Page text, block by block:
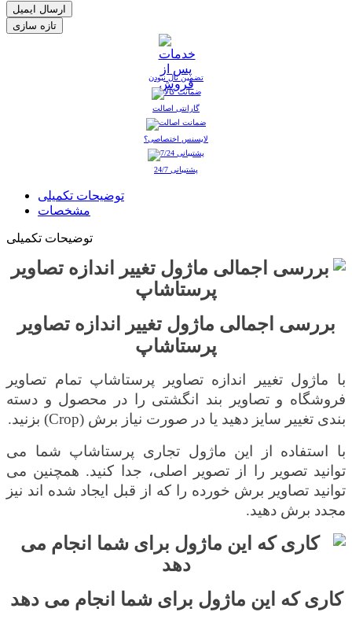
ارسال ایمیل
تضمین نال نبودن
گارانتی اصالت
لایسنس اختصاصی؟
پشتیبانی 24/7
توضیحات تکمیلی
مشخصات
توضیحات تکمیلی
بررسی اجمالی ماژول تغییر اندازه تصاویر
پرستاشاپ
با ماژول تغییر اندازه تصاویر پرستاشاپ تمام تصاویر
فروشگاه وتصاویر بند انگشتی را در محصول و دسته
بندی تغییر سایز دهید یا در صورت نیاز برش (Crop) بزنید.
با استفاده از این ماژول تجاری پرستاشاپ شما می
توانید تصویر را از تصویر اصلی، جدا کنید. همچنین می
توانید تصاویر برش خورده را که از قبل ایجاد شده اند نیز
مجدد برش دهید.
کاری که این ماژول برای شما انجام می دهد